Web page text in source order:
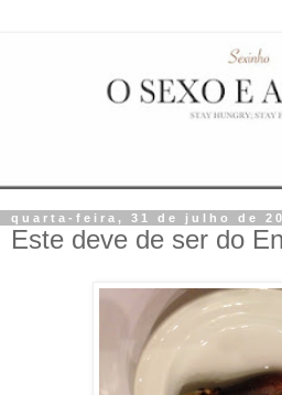
quarta-feira, 31 de julho de
Este deve de ser do